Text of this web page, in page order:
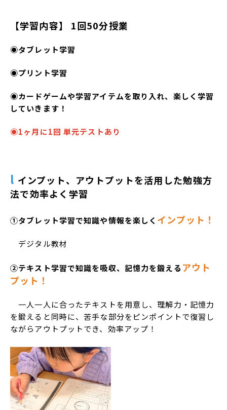
【学習内容】 1回50分授業
◉タブレット学習
◉プリント学習
◉カードゲームや学習アイテムを取り入れ、楽しく学習
していきます！
◉1ヶ月に1回 単元テストあり
l インプット、アウトプットを活用した勉強方
法で効率よく学習
①タブレット学習で知識や情報を楽しく インプット！
デジタル教材
②テキスト学習で知識を吸収、記憶力を鍛える アウト
プット！
一人一人に合ったテキストを用意し、理解力・記憶力
を鍛えると同時に、 苦手な部分をピンポイントで復習し
ながらアウトプットでき、効率アップ！